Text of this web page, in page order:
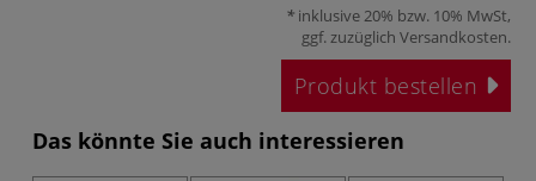
inklusive 20% bzw. 10% MwSt,
ggf. zuzüglich Versandkosten.
Produkt bestellen
Das könnte Sie auch interessieren